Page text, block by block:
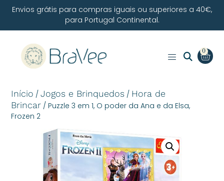
Envios grátis para compras iguais ou superiores a 40€,
para Portugal Continental.
0
Início /Jogos e Brinquedos / Hora de
Brincar / Puzzle 3 em 1, O poder da Ana e da Elsa,
Frozen 2